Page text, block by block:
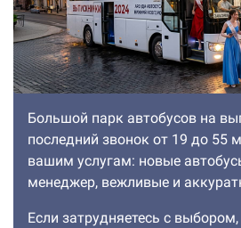
Большой парк автобусов на
последний звонок от 19 до 55
вашим услугам: новые
менеджер, вежливые и
Если затрудняетесь с выбором,